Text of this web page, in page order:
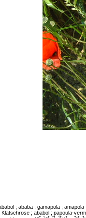
; ababa ; gamapola ;
; ababol ; papoula-